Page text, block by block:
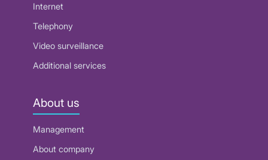
Internet
Telephony
Video surveillance
Additional services
About us
Management
About company